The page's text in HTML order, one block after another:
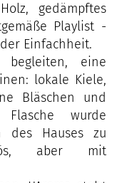
gedämpftes
Playlist -
Einfachheit.
eine
lokale Kiele,
Bläschen und
wurde
des Hauses zu
aber mit